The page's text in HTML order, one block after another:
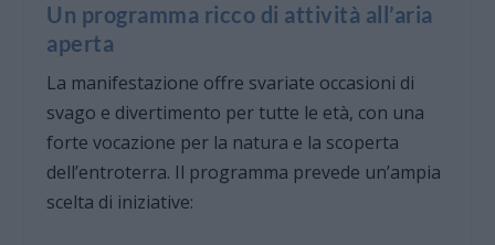
Un programma ricco di attività all’aria
aperta
La manifestazione offre svariate occasioni di
svago e divertimento per tutte le età, con una
forte vocazione per la natura e la scoperta
dell’entroterra. Il programma prevede un’ampia
scelta di iniziative: